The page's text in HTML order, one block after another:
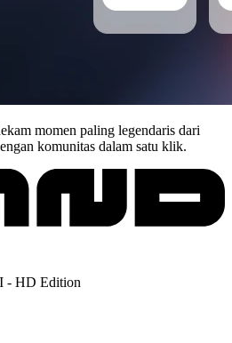
momen paling legendaris dari
komunitas dalam satu klik.
- HD Edition